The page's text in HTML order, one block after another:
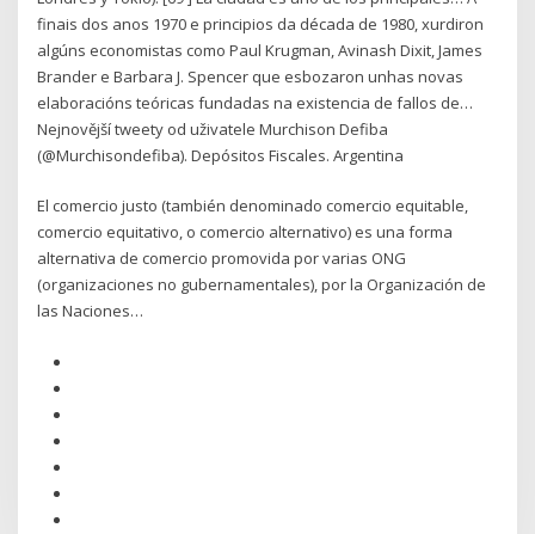
finais dos anos 1970 e principios da década de 1980, xurdiron
algúns economistas como Paul Krugman, Avinash Dixit, James
Brander e Barbara J. Spencer que esbozaron unhas novas
elaboracións teóricas fundadas na existencia de fallos de…
Nejnovější tweety od uživatele Murchison Defiba
(@Murchisondefiba). Depósitos Fiscales. Argentina
El comercio justo (también denominado comercio equitable,
comercio equitativo, o comercio alternativo) es una forma
alternativa de comercio promovida por varias ONG
(organizaciones no gubernamentales), por la Organización de
las Naciones…